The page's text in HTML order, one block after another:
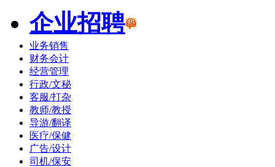
企业招聘
业务销售
财务会计
经营管理
行政/文秘
客服/打杂
教师/教授
导游/翻译
医疗/保健
广告/设计
司机/保安